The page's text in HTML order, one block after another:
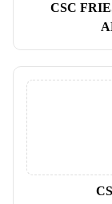
CSC